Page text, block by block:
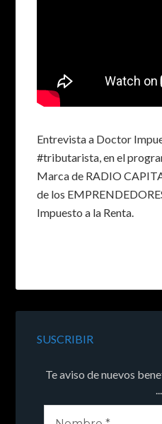
Entrevista a Doctor
#tributarista, en el
Marca de RADIO
de los
Impuesto a la Renta.
SUSCRIBIR
Te aviso de nuevos
...